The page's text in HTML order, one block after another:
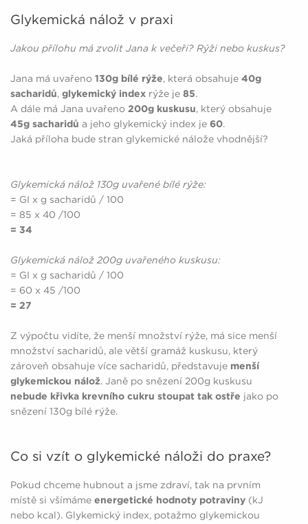
Glykemická nálož v praxi
Jakou přílohu má zvolit Jana k večeři? Rýži nebo kuskus?
Jana má uvařeno 130g bílé rýže, která obsahuje 40g
sacharidů, glykemický index rýže je 85.
A dále má Jana uvařeno 200g kuskusu, který obsahuje
45g sacharidů a jeho glykemický index je 60.
Jaká příloha bude stran glykemické nálože vhodnější?
Glykemická nálož 130g uvařené bílé rýže:
= GI x g sacharidů / 100
= 85 x 40 /100
= 34
Glykemická nálož 200g uvařeného kuskusu:
= GI x g sacharidů / 100
= 60 x 45 /100
= 27
Z výpočtu vidíte, že menší množství rýže, má sice menší
množství sacharidů, ale větší gramáž kuskusu, který
zároveň obsahuje více sacharidů, představuje menší
glykemickou nálož. Janě po snězení 200g kuskusu
nebude křivka krevního cukru stoupat tak ostře jako po
snězení 130g bílé rýže.
Co si vzít o glykemické náloži do praxe?
Pokud chceme hubnout a jsme zdraví, tak na prvním
místě si všímáme energetické hodnoty potraviny (kJ
nebo kcal). Glykemický index, potažmo glykemickou